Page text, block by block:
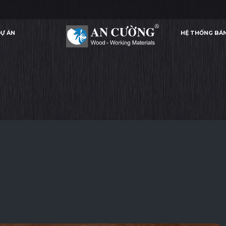
ÁN HỆ THỐNG
LAMINATE
DEEP CHERRY DEEP CHERRY DEEP CHERRY